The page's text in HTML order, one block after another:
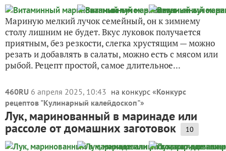
Мариную мелкий лучок семейный, он к зимнему
столу лишним не будет. Вкус луковок получается
приятным, без резкости, слегка хрустящим — можно
резать и добавлять в салаты, можно есть с мясом или
рыбой. Рецепт простой, самое длительное...
460RU 6 апреля 2025, 10:43 на конкурс «Конкурс
рецептов "Кулинарный калейдоскоп"»
Лук, маринованный в маринаде или
рассоле от домашних заготовок 10